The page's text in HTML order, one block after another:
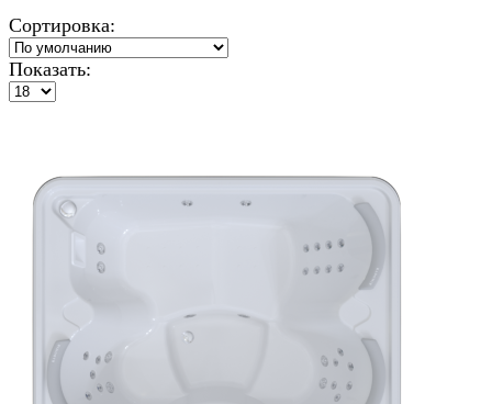
Сортировка:
Показать: